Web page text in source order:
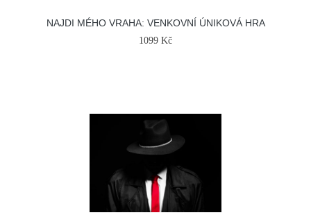
NAJDI MÉHO VRAHA: VENKOVNÍ ÚNIKOVÁ HRA
1099 Kč